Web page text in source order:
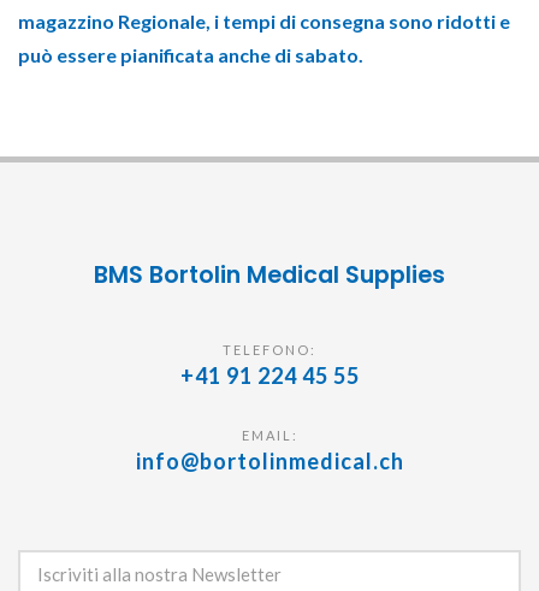
magazzino Regionale, i tempi di consegna sono ridotti e
può essere pianificata anche di sabato.
BMS Bortolin Medical Supplies
TELEFONO:
+41 91 224 45 55
EMAIL:
info@bortolinmedical.ch